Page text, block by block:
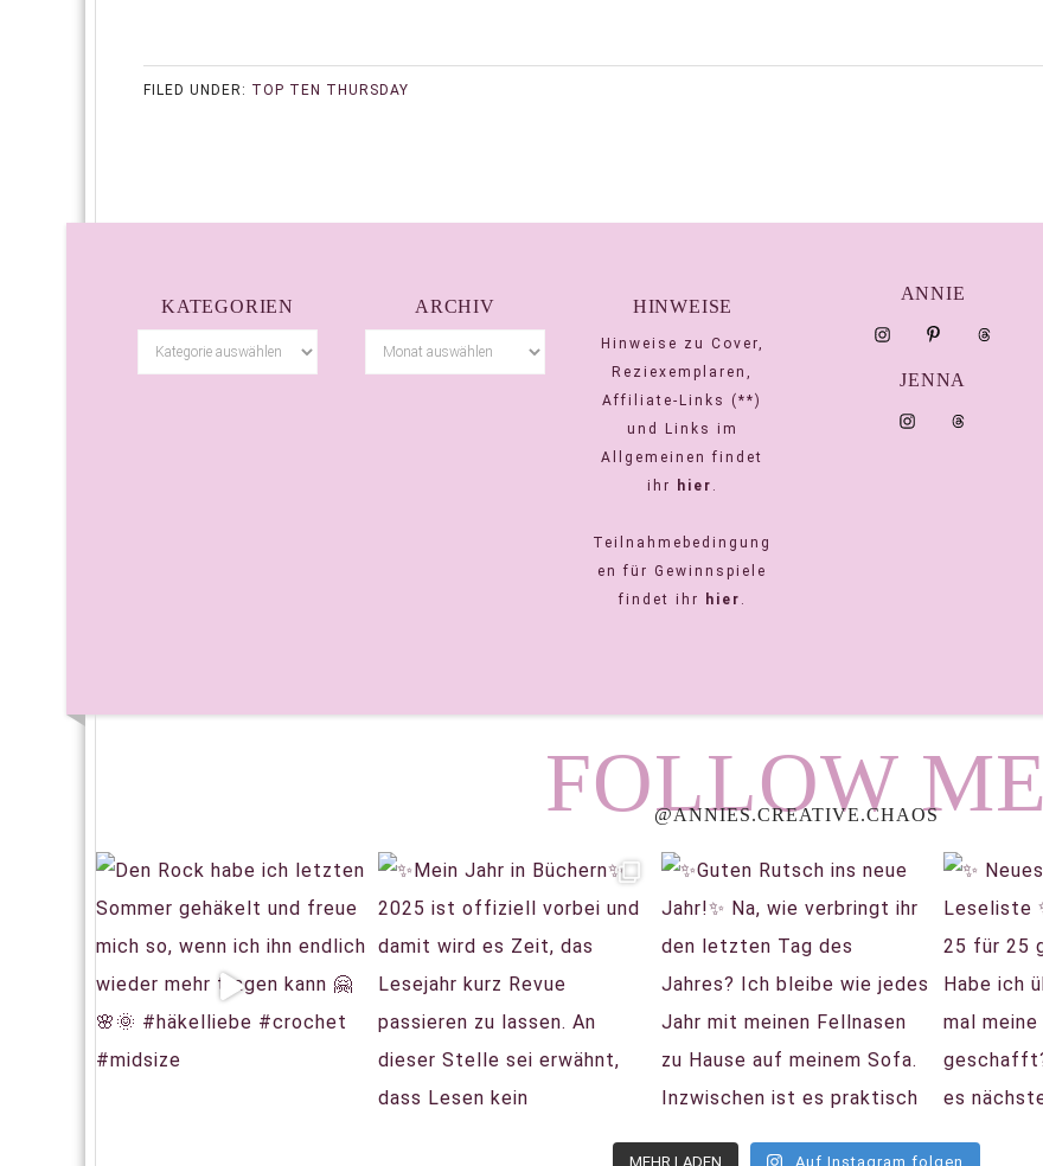
FILED UNDER: TOP TEN THURSDAY
KATEGORIEN ARCHIV HINWEISE
Hinweise zu Cover,
Reziexemplaren,
Affiliate-Links (**)
und Links im
Allgemeinen findet
ihr
hier .
Teilnahmebedingung
en für Gewinnspiele
findet ihr
hier .
ANNIE
JENNA
FOLLOW ME
@ANNIES.CREATIVE.CHAOS
MEHR LADEN Auf Instagram folgen